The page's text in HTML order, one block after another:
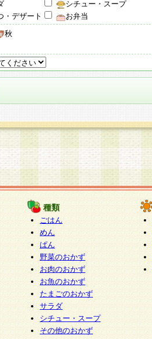
シチュー・スープ
・デザート お弁当
秋
種類
ごはん
めん
ぱん
野菜のおかず
お肉のおかず
お魚のおかず
たまごのおかず
サラダ
シチュー・スープ
その他のおかず